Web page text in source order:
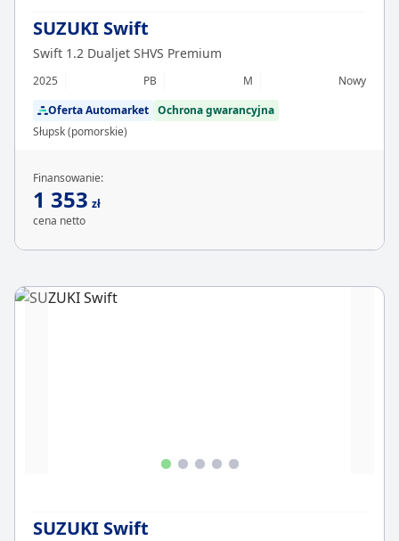
SUZUKI Swift
Swift 1.2 Dualjet SHVS Premium
2025 PB M
Nowy
Oferta Automarket Ochrona gwarancyjna
Słupsk (pomorskie)
Finansowanie:
1 353 zł
cena netto
SUZUKI Swift